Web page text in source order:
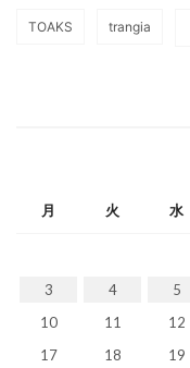
TOAKS trangia
月 火 水
3
4 5
10
11 12
17
18 19